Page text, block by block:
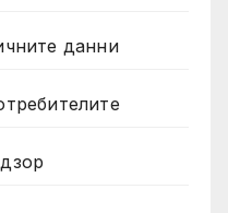
данни